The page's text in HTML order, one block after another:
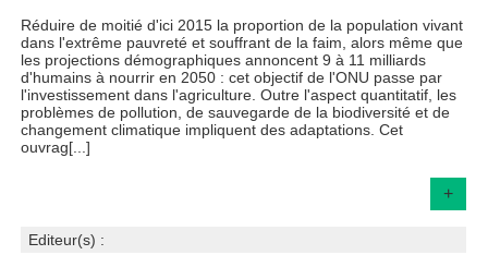
Réduire de moitié d'ici 2015 la proportion de la population vivant
dans l'extrême pauvreté et souffrant de la faim, alors même que
les projections démographiques annoncent 9 à 11 milliards
d'humains à nourrir en 2050 : cet objectif de l'ONU passe par
l'investissement dans l'agriculture. Outre l'aspect quantitatif, les
problèmes de pollution, de sauvegarde de la biodiversité et de
changement climatique impliquent des adaptations. Cet
ouvrag[...]
+
Editeur(s) :